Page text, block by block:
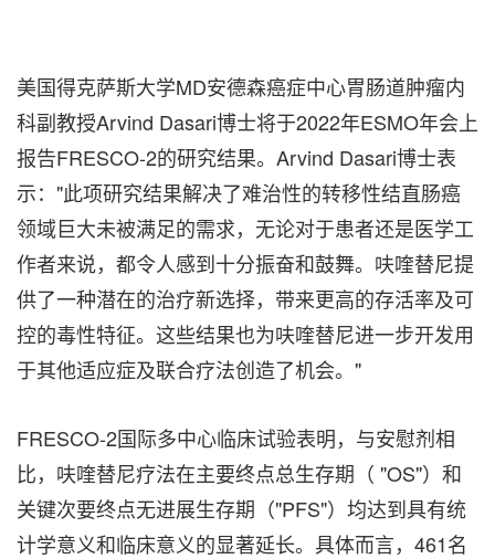
美国得克萨斯大学MD安德森癌症中心胃肠道肿瘤内
科副教授Arvind Dasari博士将于2022年ESMO年会上
报告FRESCO-2的研究结果。Arvind Dasari博士表
示："此项研究结果解决了难治性的转移性结直肠癌
领域巨大未被满足的需求，无论对于患者还是医学工
作者来说，都令人感到十分振奋和鼓舞。呋喹替尼提
供了一种潜在的治疗新选择，带来更高的存活率及可
控的毒性特征。这些结果也为呋喹替尼进一步开发用
于其他适应症及联合疗法创造了机会。"
FRESCO-2国际多中心临床试验表明，与安慰剂相
比，呋喹替尼疗法在主要终点总生存期（ "OS"）和
关键次要终点无进展生存期（"PFS"）均达到具有统
计学意义和临床意义的显著延长。具体而言，461名